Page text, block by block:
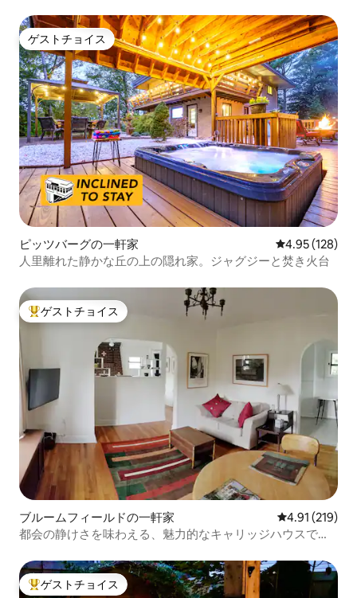
ゲストチョイス
ゲストチョイス
ピッツバーグの一軒家 レビュー128
4.95 (128)
人里離れた静かな丘の上の隠れ家。ジャグジーと焚き火台
大好評のゲストチョイスです。
ゲストチョイス
ブルームフィールドの一軒家 レビュー219
4.91 (219)
都会の静けさを味わえる、魅力的なキャリッジハウスでの
大好評のゲストチョイスです。
ゲストチョイス